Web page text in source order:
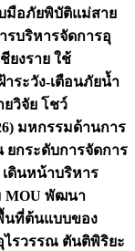
บมือภัยพิบัติแม่สาย
รบริหารจัดการอุ
ยงราย ใช้
าระวัง-เตือนภัยน้ำ
ยวิจัย โชว์
มหกรรมด้านการ
กระดับการจัดการ
ดินหน้าบริหาร
MOU พัฒนา
นที่ต้นแบบของ
ไรวรรณ ตันติพิริยะ